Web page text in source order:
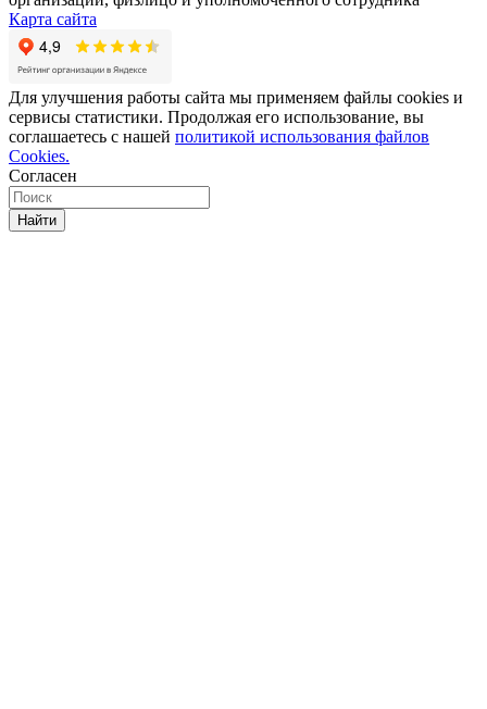
Карта сайта
Для улучшения работы сайта мы применяем файлы cookies и
сервисы статистики. Продолжая его использование, вы
соглашаетесь с нашей политикой использования файлов
Cookies.
Согласен
Найти